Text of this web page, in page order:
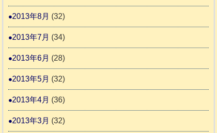
2013年8月 (32)
2013年7月 (34)
2013年6月 (28)
2013年5月 (32)
2013年4月 (36)
2013年3月 (32)